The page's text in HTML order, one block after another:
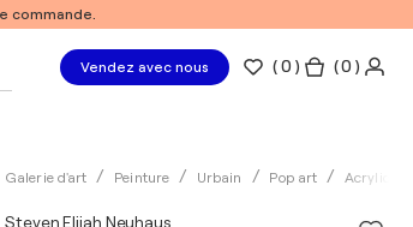
commande.
Vendez avec nous (0 ) ( 0 )
Galerie d'art Peinture Urbain Pop art Acrylique
Steven Elijah Neuhaus